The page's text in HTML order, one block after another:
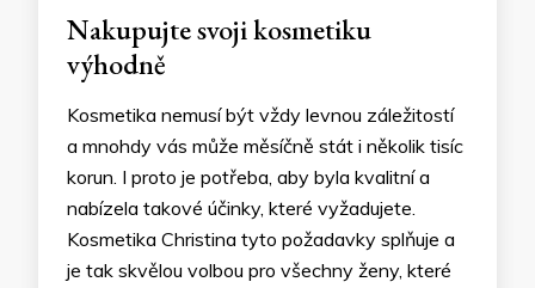
Nakupujte svoji kosmetiku
výhodně
Kosmetika nemusí být vždy levnou záležitostí
a mnohdy vás může měsíčně stát i několik tisíc
korun. I proto je potřeba, aby byla kvalitní a
nabízela takové účinky, které vyžadujete.
Kosmetika Christina tyto požadavky splňuje a
je tak skvělou volbou pro všechny ženy, které